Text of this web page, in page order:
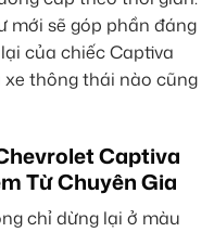
mới sẽ góp phần đáng
của chiếc Captiva
xe thông thái nào cũng
Captiva
Từ Chuyên Gia
chỉ dừng lại ở màu